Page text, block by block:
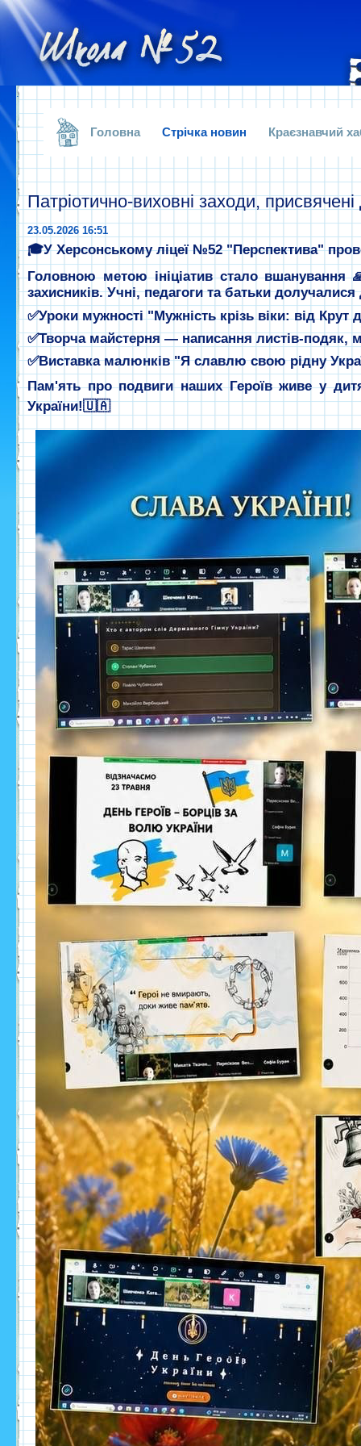
.
Головна Стрічка новин Краєзнавчий
Патріотично-виховні заходи,
23.05.2026 16:51
🎓УХерсонському ліцеї№52"Перспектива"
Головною метоюініціатив стало вшанування
захисників. Учні, педагоги та батьки
✅Уроки мужності"Мужність крізь віки: від Крут
✅Творча майстерня— написання листів-подяк,
✅Виставка малюнків"Я славлю свою рідну
Пам'ять про подвиги наших Героїв живе у
України!🇺🇦